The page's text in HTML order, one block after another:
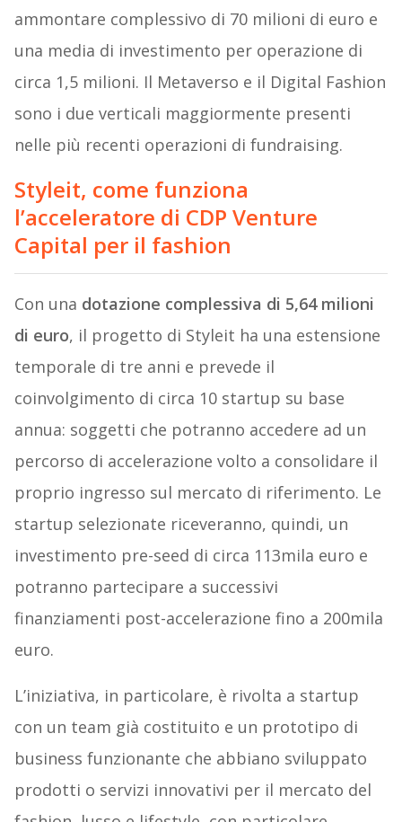
ammontare complessivo di 70 milioni di euro e
una media di investimento per operazione di
circa 1,5 milioni. Il Metaverso e il Digital Fashion
sono i due verticali maggiormente presenti
nelle più recenti operazioni di fundraising.
Styleit, come funziona
l’acceleratore di CDP Venture
Capital per il fashion
Con una dotazione complessiva di 5,64 milioni
di euro, il progetto di Styleit ha una estensione
temporale di tre anni e prevede il
coinvolgimento di circa 10 startup su base
annua: soggetti che potranno accedere ad un
percorso di accelerazione volto a consolidare il
proprio ingresso sul mercato di riferimento. Le
startup selezionate riceveranno, quindi, un
investimento pre-seed di circa 113mila euro e
potranno partecipare a successivi
finanziamenti post-accelerazione fino a 200mila
euro.
L’iniziativa, in particolare, è rivolta a startup
con un team già costituito e un prototipo di
business funzionante che abbiano sviluppato
prodotti o servizi innovativi per il mercato del